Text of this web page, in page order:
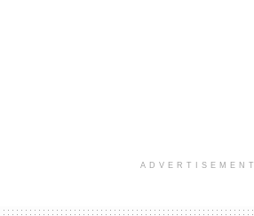
ADVERTISEMENT